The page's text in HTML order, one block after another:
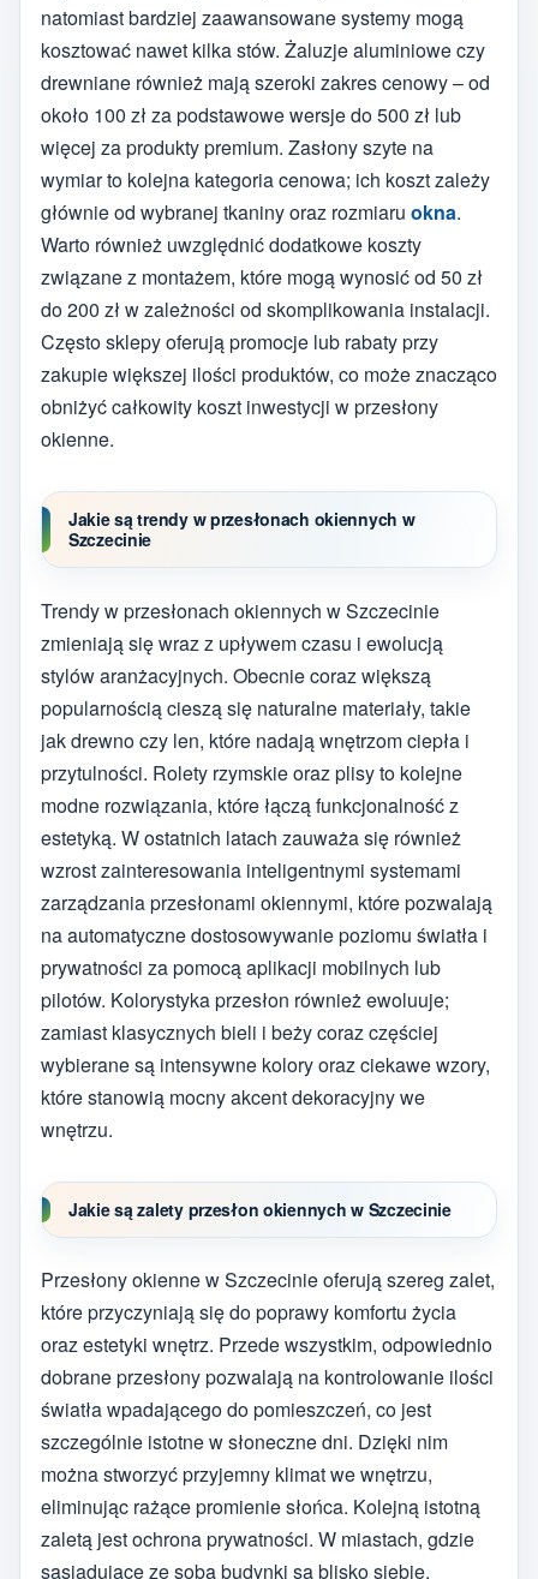
natomiast bardziej zaawansowane systemy mogą
kosztować nawet kilka stów. Żaluzje aluminiowe czy
drewniane również mają szeroki zakres cenowy – od
około 100 zł za podstawowe wersje do 500 zł lub
więcej za produkty premium. Zasłony szyte na
wymiar to kolejna kategoria cenowa; ich koszt zależy
głównie od wybranej tkaniny oraz rozmiaru okna.
Warto również uwzględnić dodatkowe koszty
związane z montażem, które mogą wynosić od 50 zł
do 200 zł w zależności od skomplikowania instalacji.
Często sklepy oferują promocje lub rabaty przy
zakupie większej ilości produktów, co może znacząco
obniżyć całkowity koszt inwestycji w przesłony
okienne.
Jakie są trendy w przesłonach okiennych w
Szczecinie
Trendy w przesłonach okiennych w Szczecinie
zmieniają się wraz z upływem czasu i ewolucją
stylów aranżacyjnych. Obecnie coraz większą
popularnością cieszą się naturalne materiały, takie
jak drewno czy len, które nadają wnętrzom ciepła i
przytulności. Rolety rzymskie oraz plisy to kolejne
modne rozwiązania, które łączą funkcjonalność z
estetyką. W ostatnich latach zauważa się również
wzrost zainteresowania inteligentnymi systemami
zarządzania przesłonami okiennymi, które pozwalają
na automatyczne dostosowywanie poziomu światła i
prywatności za pomocą aplikacji mobilnych lub
pilotów. Kolorystyka przesłon również ewoluuje;
zamiast klasycznych bieli i beży coraz częściej
wybierane są intensywne kolory oraz ciekawe wzory,
które stanowią mocny akcent dekoracyjny we
wnętrzu.
Jakie są zalety przesłon okiennych w Szczecinie
Przesłony okienne w Szczecinie oferują szereg zalet,
które przyczyniają się do poprawy komfortu życia
oraz estetyki wnętrz. Przede wszystkim, odpowiednio
dobrane przesłony pozwalają na kontrolowanie ilości
światła wpadającego do pomieszczeń, co jest
szczególnie istotne w słoneczne dni. Dzięki nim
można stworzyć przyjemny klimat we wnętrzu,
eliminując rażące promienie słońca. Kolejną istotną
zaletą jest ochrona prywatności. W miastach, gdzie
sąsiadujące ze sobą budynki są blisko siebie,